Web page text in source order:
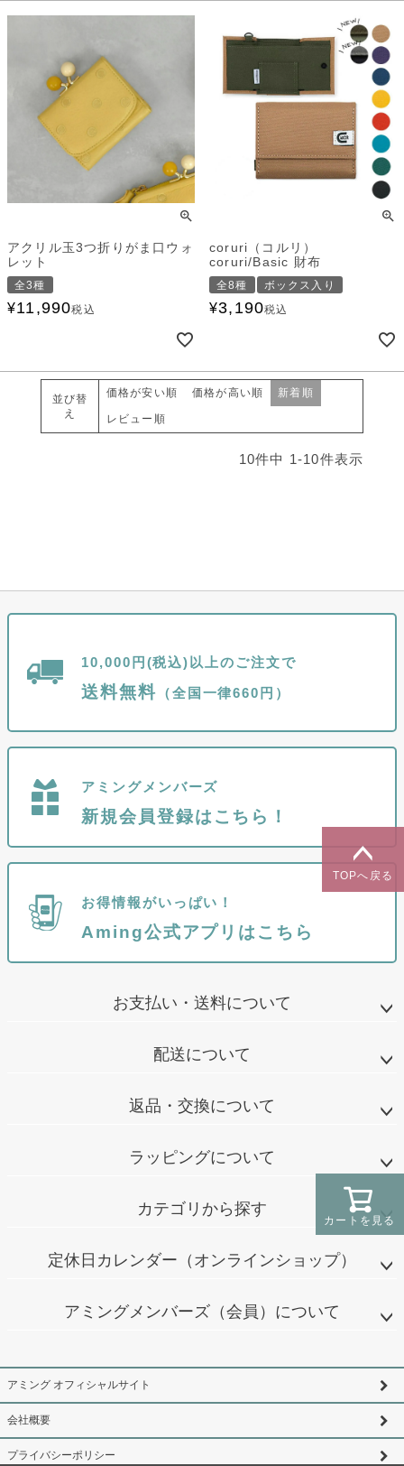
アクリル玉3つ折りがま口ウォ
レット
全3種
¥11,990税込
coruri（コルリ）
coruri/Basic 財布
全8種 ボックス入り
¥3,190税込
並び替
え
価格が安い順 価格が高い順 新着順
レビュー順
10件中 1-10件表示
カートを見る
TOPへ戻る
10,000円(税込)以上のご注文で
送料無料 （全国一律660円）
アミングメンバーズ
新規会員登録はこちら！
お得情報がいっぱい！
Aming公式アプリはこちら
お支払い・送料について
配送について
返品・交換について
ラッピングについて
カテゴリから探す
定休日カレンダー（オンラインショップ）
アミングメンバーズ（会員）について
アミング オフィシャルサイト
会社概要
プライバシーポリシー